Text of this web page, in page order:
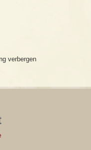
verbergen